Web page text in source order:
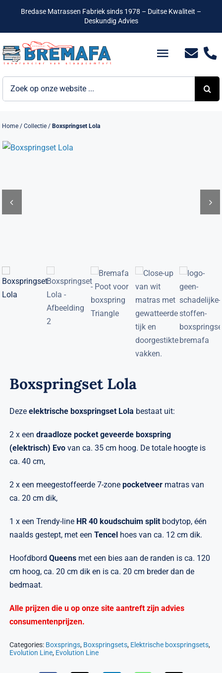
inhoud
Bredase Matrassen Fabriek sinds 1978 – Duitse Kwaliteit –
Deskundig Advies
Toggle
Bedden
Nieuws
Home /Collectie /Boxspringset Lola
Boxspringset Lola
Dezeelektrische boxspringset Lola bestaat uit:
2 x eendraadloze pocket geveerde boxspring
(elektrisch) Evo van ca. 35 cm hoog. De totale hoogte is
ca. 40 cm,
2 x een meegestoffeerde 7-zonepocketveer matras van
ca. 20 cm dik,
1 x een Trendy-line HR 40 koudschuim split bodytop, één
naalds gestept, met eenTencel hoes van ca. 12 cm dik.
HoofdbordQueens met een bies aan de randen is ca. 120
cm hoog, ca. 20 cm dik en is ca. 20 cm breder dan de
bedmaat.
Alle prijzen die u op onze site aantreft zijn advies
consumentenprijzen.
Categories: Boxsprings, Boxspringsets, Elektrische boxspringsets,
Evolution Line, Evolution Line